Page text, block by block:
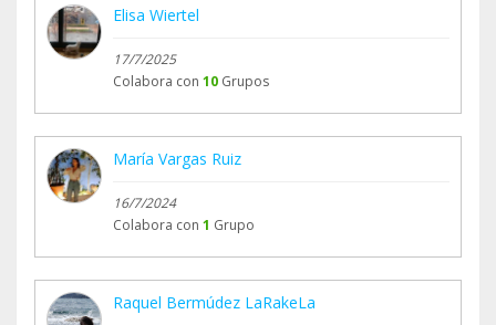
Elisa Wiertel
17/7/2025
Colabora con 10 Grupos
María Vargas Ruiz
16/7/2024
Colabora con 1 Grupo
Raquel Bermúdez LaRakeLa